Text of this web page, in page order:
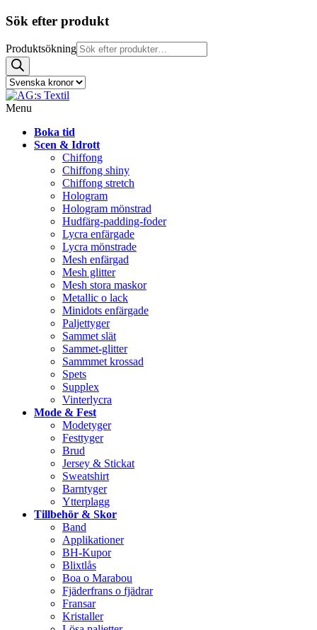
Sök efter produkt
Produktsökning
Menu
Boka tid
Scen & Idrott
Chiffong
Chiffong shiny
Chiffong stretch
Hologram
Hologram mönstrad
Hudfärg-padding-foder
Lycra enfärgade
Lycra mönstrade
Mesh enfärgad
Mesh glitter
Mesh stora maskor
Metallic o lack
Minidots enfärgade
Paljettyger
Sammet slät
Sammet-glitter
Sammmet krossad
Spets
Supplex
Vinterlycra
Mode & Fest
Modetyger
Festtyger
Brud
Jersey & Stickat
Sweatshirt
Barntyger
Ytterplagg
Tillbehör & Skor
Band
Applikationer
BH-Kupor
Blixtlås
Boa o Marabou
Fjäderfrans o fjädrar
Fransar
Kristaller